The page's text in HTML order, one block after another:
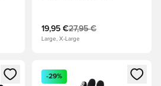
19,95 €27,95 €
Large, X-Large
ali vpis kot članOdpre Modal za prijavo ali
-29%